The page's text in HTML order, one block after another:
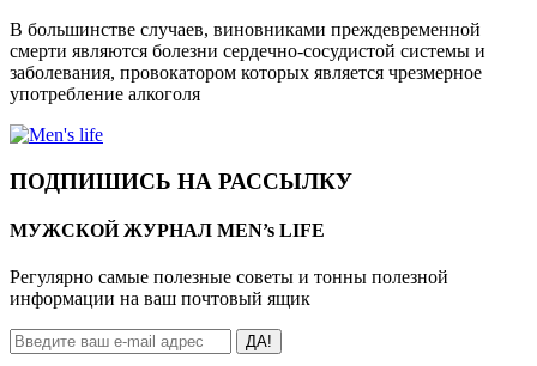
В большинстве случаев, виновниками преждевременной
смерти являются болезни сердечно-сосудистой системы и
заболевания, провокатором которых является чрезмерное
употребление алкоголя
ПОДПИШИСЬ НА РАССЫЛКУ
МУЖСКОЙ ЖУРНАЛ MEN’s LIFE
Регулярно самые полезные советы и тонны полезной
информации на ваш почтовый ящик
ДА!